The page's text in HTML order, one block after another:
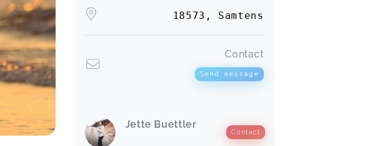
18573, Samtens
Contact
Send message
Jette Buettler
Contact